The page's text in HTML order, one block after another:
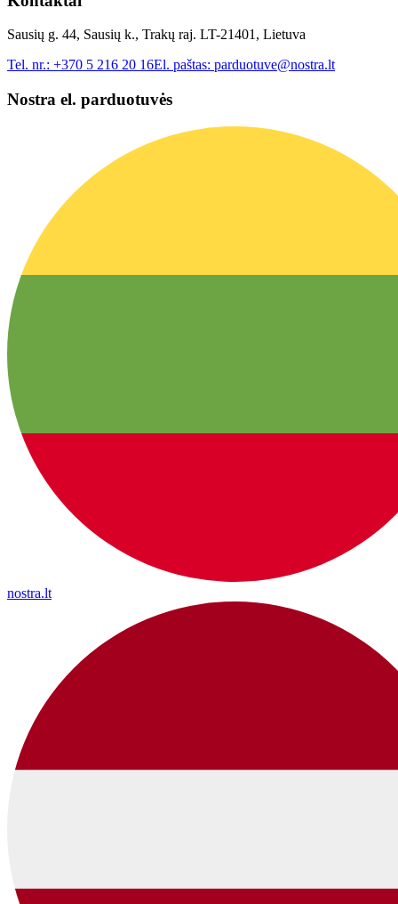
Sausių g. 44, Sausių k., Trakų raj. LT-21401, Lietuva
Tel. nr.: +370 5 216 20 16El. paštas: parduotuve@nostra.lt
Nostra el. parduotuvės
nostra.lt